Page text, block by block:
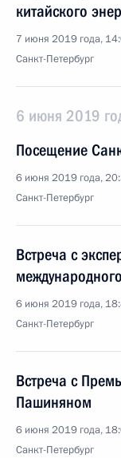
китайского
7 июня 2019 года,
Санкт-Петербург
6 июня 2019
Посещение
6 июня 2019 года,
Санкт-Петербург
Встреча с
6 июня 2019 года,
Санкт-Петербург
Встреча с
Пашиняном
6 июня 2019 года,
Санкт-Петербург